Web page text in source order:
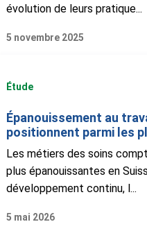
évolution de leurs pratique...
5 novembre 2025
Étude
Épanouissement au
positionnent parmi les
Les métiers des soins
plus épanouissantes en
développement continu, l...
5 mai 2026